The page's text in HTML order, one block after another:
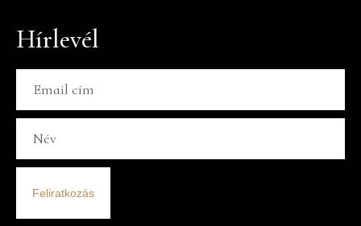
Hírlevél
Feliratkozás